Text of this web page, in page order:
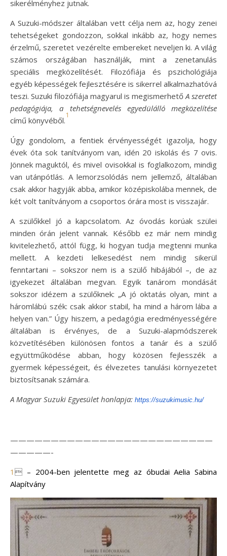
sikerélményhez jutnak.
A Suzuki-módszer általában vett célja nem az, hogy zenei
tehetségeket gondozzon, sokkal inkább az, hogy nemes
érzelmű, szeretet vezérelte embereket neveljen ki. A világ
számos országában használják, mint a zenetanulás
speciális megközelítését. Filozófiája és pszichológiája
egyéb képességek fejlesztésére is sikerrel alkalmazhatóvá
teszi. Suzuki filozófiája magyarul is megismerhetőA szeretet
pedagógiája, a tehetségnevelés egyedülálló megközelítése
című könyvéből.
1
Úgy gondolom, a fentiek érvényességét igazolja, hogy
évek óta sok tanítványom van, idén 20 iskolás és 7 ovis.
Jönnek maguktól, és mivel ovisokkal is foglalkozom, mindig
van utánpótlás. A lemorzsolódás nem jellemző, általában
csak akkor hagyják abba, amikor középiskolába mennek, de
két volt tanítványom a csoportos órára most is visszajár.
A szülőkkel jó a kapcsolatom. Az óvodás korúak szülei
minden órán jelent vannak. Később ez már nem mindig
kivitelezhető, attól függ, ki hogyan tudja megtenni munka
mellett. A kezdeti lelkesedést nem mindig sikerül
fenntartani – sokszor nem is a szülő hibájából –, de az
igyekezet általában megvan. Egyik tanárom mondását
sokszor idézem a szülőknek: „A jó oktatás olyan, mint a
háromlábú szék: csak akkor stabil, ha mind a három lába a
helyen van.” Úgy hiszem, a pedagógia eredményességére
általában is érvényes, de a Suzuki-alapmódszerek
közvetítésében különösen fontos a tanár és a szülő
együttműködése abban, hogy közösen fejlesszék a
gyermek képességeit, és élvezetes tanulási környezetet
biztosítsanak számára.
A Magyar Suzuki Egyesület honlapja: https://suzukimusic.hu/
—————————————————————————
—————-
1  – 2004-ben jelentette meg az óbudai Aelia Sabina
Alapítvány